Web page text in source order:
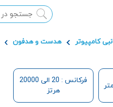
کامپیوتر هدست و هدفون
فرکانس : 20 الی 20000
هرتز